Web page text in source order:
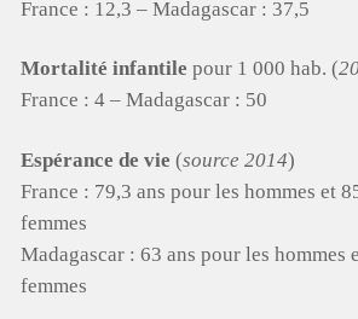
France : 12,3 – Madagascar : 37,5
Mortalité infantile pour 1 000 hab. (
France : 4 – Madagascar : 50
Espérance de vie (source 2014)
France : 79,3 ans pour les hommes et
femmes
Madagascar : 63 ans pour les hommes
femmes